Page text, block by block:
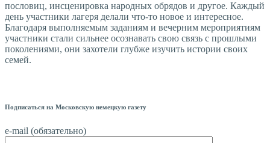
пословиц, инсценировка народных обрядов и другое. Каждый
день участники лагеря делали что-то новое и интересное.
Благодаря выполняемым заданиям и вечерним мероприятиям
участники стали сильнее осознавать свою связь с прошлыми
поколениями, они захотели глубже изучить истории своих
семей.
Подписаться на Московскую немецкую газету
e-mail (обязательно)